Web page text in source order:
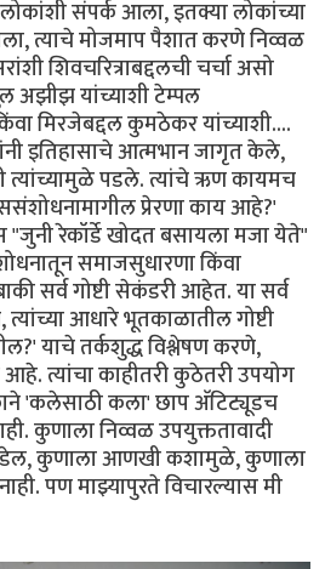
संपर्क आला, इतक्या लोकांच्या
त्याचे मोजमाप पैशात करणे निव्वळ
शिवचरित्राबद्दलची चर्चा असो
अझीझ यांच्याशी टेम्पल
मिरजेबद्दल कुमठेकर यांच्याशी....
इतिहासाचे आत्मभान जागृत केले,
त्यांच्यामुळे पडले. त्यांचे ऋण कायमच
प्रेरणा काय आहे?'
"जुनी रेकॉर्डे खोदत बसायला मजा येते"
समाजसुधारणा किंवा
सर्व गोष्टी सेकंडरी आहेत. या सर्व
त्यांच्या आधारे भूतकाळातील गोष्टी
याचे तर्कशुद्ध विश्लेषण करणे,
त्यांचा काहीतरी कुठेतरी उपयोग
'कलेसाठी कला' छाप अ‍ॅटिट्यूडच
कुणाला निव्वळ उपयुक्ततावादी
कुणाला आणखी कशामुळे, कुणाला
पण माझ्यापुरते विचारल्यास मी